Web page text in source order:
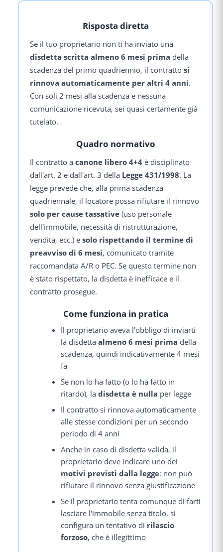
Risposta diretta
Se il tuo proprietario non ti ha inviato una
disdetta scritta almeno 6 mesi prima della
scadenza del primo quadriennio, il contratto si
rinnova automaticamente per altri 4 anni.
Con soli 2 mesi alla scadenza e nessuna
comunicazione ricevuta, sei quasi certamente già
tutelato.
Quadro normativo
Il contratto a canone libero 4+4 è disciplinato
dall'art. 2 e dall'art. 3 della Legge 431/1998. La
legge prevede che, alla prima scadenza
quadriennale, il locatore possa rifiutare il rinnovo
solo per cause tassative (uso personale
dell'immobile, necessità di ristrutturazione,
vendita, ecc.) e solo rispettando il termine di
preavviso di 6 mesi, comunicato tramite
raccomandata A/R o PEC. Se questo termine non
è stato rispettato, la disdetta è inefficace e il
contratto prosegue.
Come funziona in pratica
Il proprietario aveva l'obbligo di inviarti
la disdettaalmeno 6 mesi prima della
scadenza, quindi indicativamente 4 mesi
fa
Se non lo ha fatto (o lo ha fatto in
ritardo), ladisdetta è nulla per legge
Il contratto si rinnova automaticamente
alle stesse condizioni per un secondo
periodo di 4 anni
Anche in caso di disdetta valida, il
proprietario deve indicare uno dei
motivi previsti dalla legge: non può
rifiutare il rinnovo senza giustificazione
Se il proprietario tenta comunque di farti
lasciare l'immobile senza titolo, si
configura un tentativo di rilascio
forzoso, che è illegittimo